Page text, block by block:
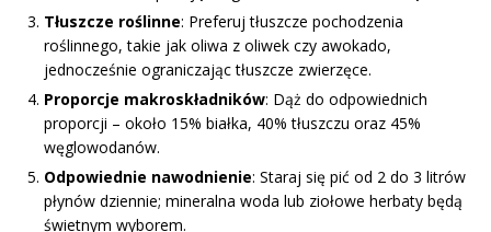
Tłuszcze roślinne: Preferuj tłuszcze pochodzenia
roślinnego, takie jak oliwa z oliwek czy awokado,
jednocześnie ograniczając tłuszcze zwierzęce.
Proporcje makroskładników: Dąż do odpowiednich
proporcji – około 15% białka, 40% tłuszczu oraz 45%
węglowodanów.
Odpowiednie nawodnienie: Staraj się pić od 2 do 3 litrów
płynów dziennie; mineralna woda lub ziołowe herbaty będą
świetnym wyborem.